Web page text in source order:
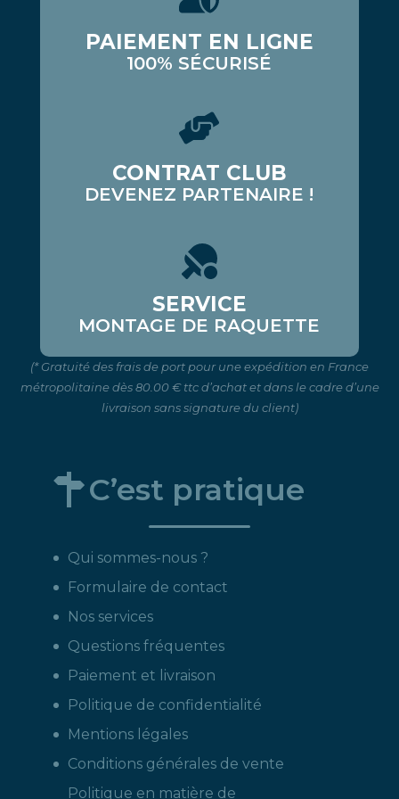
PAIEMENT EN LIGNE
100% SÉCURISÉ
CONTRAT CLUB
DEVENEZ PARTENAIRE !
SERVICE
MONTAGE DE RAQUETTE
(* Gratuité des frais de port pour une expédition en France
métropolitaine dès 80.00 € ttc d’achat et dans le cadre d’une
livraison sans signature du client)
C’est pratique
Qui sommes-nous ?
Formulaire de contact
Nos services
Questions fréquentes
Paiement et livraison
Politique de confidentialité
Mentions légales
Conditions générales de vente
Politique en matière de